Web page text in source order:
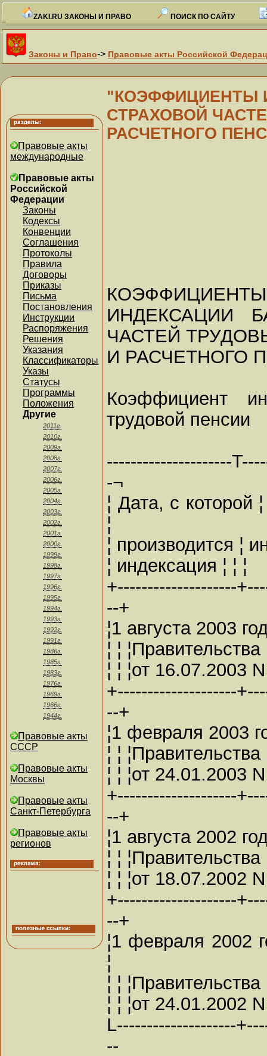
ZAKI.RU ЗАКОНЫ И ПРАВО ПОИСК ПО САЙТУ
Законы и Право-> Правовые акты Российской
Правовые акты
международные
Правовые акты
Российской
Федерации
Законы
Кодексы
Конвенции
Соглашения
Протоколы
Правила
Договоры
Приказы
Письма
Постановления
Инструкции
Распоряжения
Решения
Указания
Классификаторы
Указы
Статусы
Программы
Положения
Другие
2011г.
2010г.
2009г.
2008г.
2007г.
2006г.
2005г.
2004г.
2003г.
2002г.
2001г.
2000г.
1999г.
1998г.
1997г.
1996г.
1995г.
1994г.
1993г.
1992г.
1991г.
1986г.
1985г.
1983г.
1976г.
1969г.
1966г.
1944г.
Правовые акты
СССР
Правовые акты
Москвы
Правовые акты
Санкт-Петербурга
Правовые акты
регионов
"КОЭФФИЦИЕНТЫ
СТРАХОВОЙ
РАСЧЕТНОГО
КОЭФФИЦИЕНТЫ
ИНДЕКСАЦИИ
ЧАСТЕЙ
И РАСЧЕТНОГО
Коэффициент
трудовой пенсии
---------------------
-¬
¦ Дата, с которой
¦
¦ производится ¦
¦ индексация ¦ ¦ ¦
+--------------------
--+
¦1 августа 2003
¦ ¦
¦ ¦ ¦от 16.07.2003
+--------------------
--+
¦1 февраля 2003
¦ ¦
¦ ¦ ¦от 24.01.2003
+--------------------
--+
¦1 августа 2002
¦ ¦
¦ ¦ ¦от 18.07.2002
+--------------------
--+
¦1 февраля 2002
¦
¦ ¦
¦ ¦ ¦от 24.01.2002
L--------------------
--